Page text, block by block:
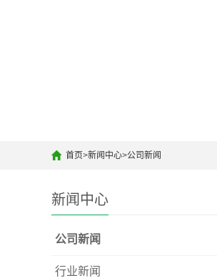
首页>新闻中心>公司新闻
新闻中心
公司新闻
行业新闻